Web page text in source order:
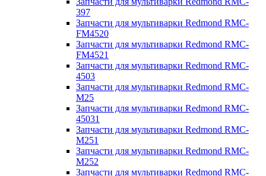
397
Запчасти для мультиварки Redmond RMC-
FM4520
Запчасти для мультиварки Redmond RMC-
FM4521
Запчасти для мультиварки Redmond RMC-
4503
Запчасти для мультиварки Redmond RMC-
M25
Запчасти для мультиварки Redmond RMC-
45031
Запчасти для мультиварки Redmond RMC-
M251
Запчасти для мультиварки Redmond RMC-
M252
Запчасти для мультиварки Redmond RMC-